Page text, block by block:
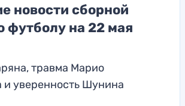
новости сборной
футболу на 22 мая
травма Марио
уверенность Шунина